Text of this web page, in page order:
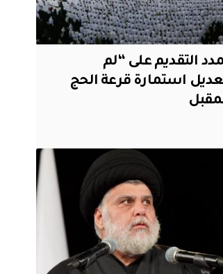
التقديم على “لم
استمارة قرعة الحج